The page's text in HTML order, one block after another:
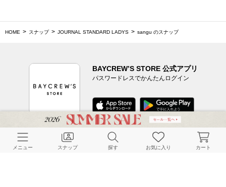
HOME スナップ JOURNAL STANDARD LADYS sangu のスナップ
BAYCREW’S STORE 公式アプリ
パスワードレスでかんたんログイン
CUSTOMER SERVICE
メニュー スナップ 探す お気に入り カート